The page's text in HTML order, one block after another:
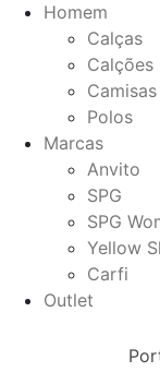
Homem
Calças
Calções
Camisas
Polos
Marcas
Anvito
SPG
SPG
Yellow
Carfi
Outlet